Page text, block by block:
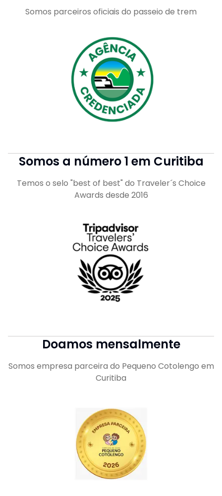
Somos parceiros oficiais do passeio de trem
Somos a número 1 em Curitiba
Temos o selo "best of best" do Traveler´s Choice
Awards desde 2016
Doamos mensalmente
Somos empresa parceira do Pequeno Cotolengo em
Curitiba